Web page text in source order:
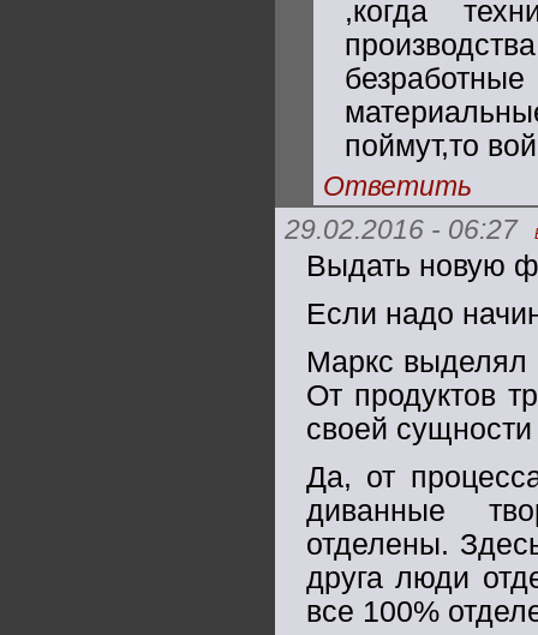
,когда
поймут,то
Ответить
29.02.2016 - 06:27
Выдать новую
Если надо
Маркс выделял
От продуктов
своей сущности
Да, от
диванные
отделены.
друга люди
все 100%